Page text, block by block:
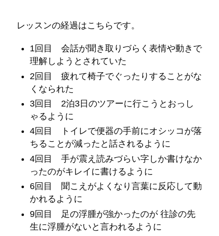
レッスンの経過はこちらです。
1回目 会話が聞き取りづらく表情や動きで
理解しようとされていた
2回目 疲れて椅子でぐったりすることがな
くなられた
3回目 2泊3日のツアーに行こうとおっし
ゃるように
4回目 トイレで便器の手前にオシッコが落
ちることが減ったと話されるように
4回目 手が震え読みづらい字しか書けなか
ったのがキレイに書けるように
6回目 聞こえがよくなり言葉に反応して動
かれるように
9回目 足の浮腫が強かったのが 往診の先
生に浮腫がないと言われるように